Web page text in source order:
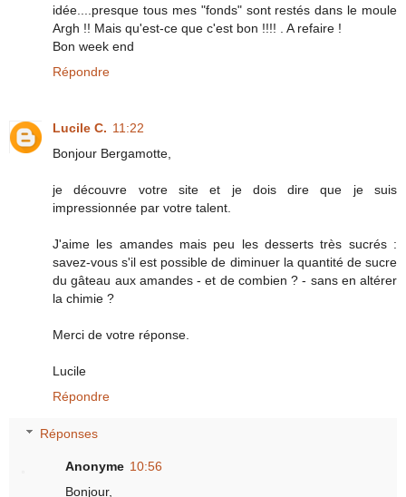
idée....presque tous mes "fonds" sont restés dans le moule
Argh !! Mais qu'est-ce que c'est bon !!!! . A refaire !
Bon week end
Répondre
Lucile C. 11:22
Bonjour Bergamotte,
je découvre votre site et je dois dire que je suis
impressionnée par votre talent.
J'aime les amandes mais peu les desserts très sucrés :
savez-vous s'il est possible de diminuer la quantité de sucre
du gâteau aux amandes - et de combien ? - sans en altérer
la chimie ?
Merci de votre réponse.
Lucile
Répondre
Réponses
Anonyme 10:56
Bonjour,